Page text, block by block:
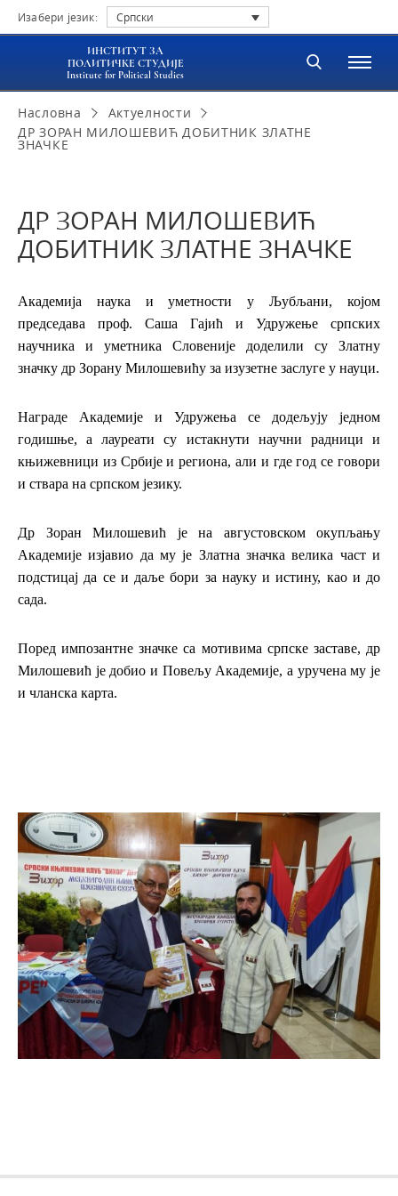
Изабери језик: Српски
ИНСТИТУТ ЗА
ПОЛИТИЧКЕ СТУДИЈЕ
Institute for Political Studies
Насловна
Актуелности
ДР ЗОРАН МИЛОШЕВИЋ ДОБИТНИК ЗЛАТНЕ
ЗНАЧКЕ
ДР ЗОРАН МИЛОШЕВИЋ
ДОБИТНИК ЗЛАТНЕ ЗНАЧКЕ
Академија наука и уметности у Љубљани, којом
председава проф. Саша Гајић и Удружење српских
научника и уметника Словеније доделили су Златну
значку др Зорану Милошевићу за изузетне заслуге у науци.
Награде Академије и Удружења се додељују једном
годишње, а лауреати су истакнути научни радници и
књижевници из Србије и региона, али и где год се говори
и ствара на српском језику.
Др Зоран Милошевић је на августовском окупљању
Академије изјавио да му је Златна значка велика част и
подстицај да се и даље бори за науку и истину, као и до
сада.
Поред импозантне значке са мотивима српске заставе, др
Милошевић је добио и Повељу Академије, а уручена му је
и чланска карта.